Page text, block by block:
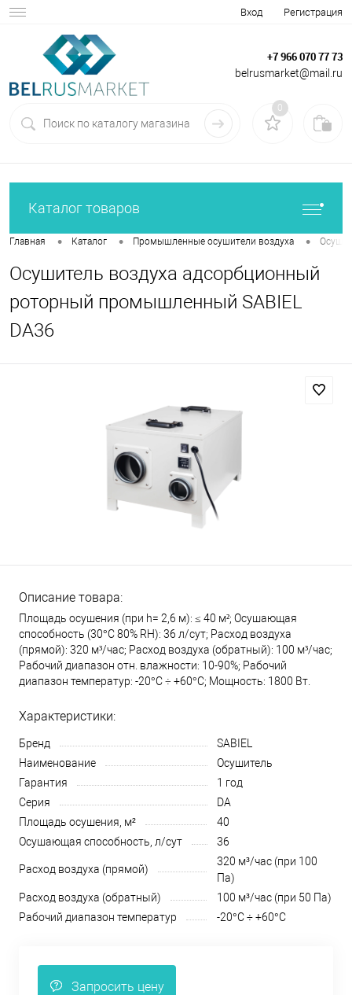
Вход Регистрация
+7 966 070 77 73
belrusmarket@mail.ru
0
Каталог товаров
Главная • Каталог • Промышленные осушители воздуха •
Осушитель воздуха адсорбционный
роторный промышленный SABIEL
DA36
Описание товара:
Площадь осушения (при h= 2,6 м): ≤ 40 м²; Осушающая
способность (30°С 80% RH): 36 л/сут; Расход воздуха
(прямой): 320 м³/час; Расход воздуха (обратный): 100 м³/час;
Рабочий диапазон отн. влажности: 10-90%; Рабочий
диапазон температур: -20°С ÷ +60°С; Мощность: 1800 Вт.
Характеристики:
Бренд
SABIEL
Наименование
Осушитель
Гарантия
1 год
Серия
DA
Площадь осушения, м²
40
Осушающая способность, л/сут
36
Расход воздуха (прямой)
320 м³/час (при 100
Па)
Расход воздуха (обратный)
100 м³/час (при 50 Па)
Рабочий диапазон температур
-20°С ÷ +60°С
Запросить цену